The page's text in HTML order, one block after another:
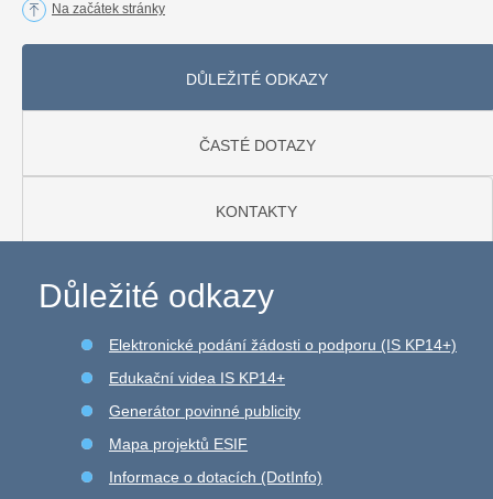
Na začátek stránky
DŮLEŽITÉ ODKAZY
ČASTÉ DOTAZY
KONTAKTY
Důležité odkazy
Elektronické podání žádosti o podporu (IS KP14+)
Edukační videa IS KP14+
Generátor povinné publicity
Mapa projektů ESIF
Informace o dotacích (DotInfo)